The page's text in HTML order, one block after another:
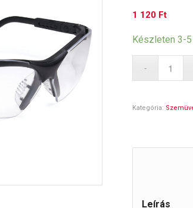
1 120 Ft
Készleten 3-
Kategória:
Leírás